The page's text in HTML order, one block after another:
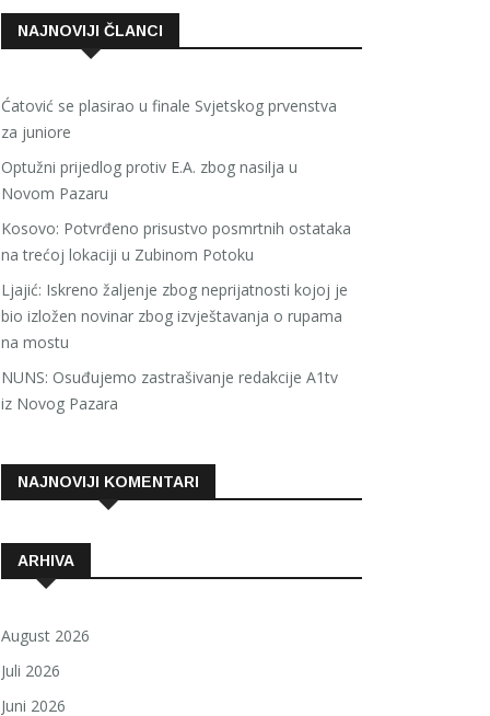
NAJNOVIJI ČLANCI
Ćatović se plasirao u finale Svjetskog prvenstva
za juniore
Optužni prijedlog protiv E.A. zbog nasilja u
Novom Pazaru
Kosovo: Potvrđeno prisustvo posmrtnih ostataka
na trećoj lokaciji u Zubinom Potoku
Ljajić: Iskreno žaljenje zbog neprijatnosti kojoj je
bio izložen novinar zbog izvještavanja o rupama
na mostu
NUNS: Osuđujemo zastrašivanje redakcije A1tv
iz Novog Pazara
NAJNOVIJI KOMENTARI
ARHIVA
August 2026
Juli 2026
Juni 2026